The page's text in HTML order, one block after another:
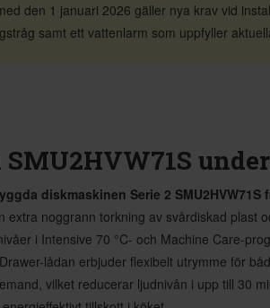
den 1 januari 2026 gäller nya krav vid
samt ett vattenlarm som uppfyller
SMU2HVW71S
diskmaskinen Serie 2 SMU2HVW71S
extra noggrann torkning av svårdiskad plast
i Intensive 70 °C- och Machine Care-
lådan erbjuder flexibelt utrymme för
vilket reducerar ljudnivån i upp till 30